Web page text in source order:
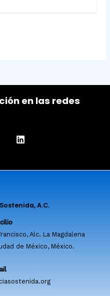
en las redes
A.C.
Alc. La Magdalena
de México, México.